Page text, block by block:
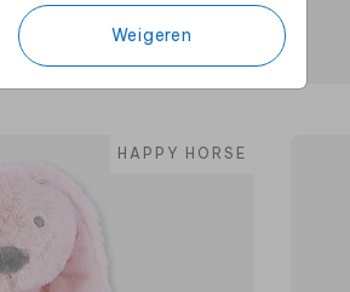
Weigeren
HAPPY HORSE